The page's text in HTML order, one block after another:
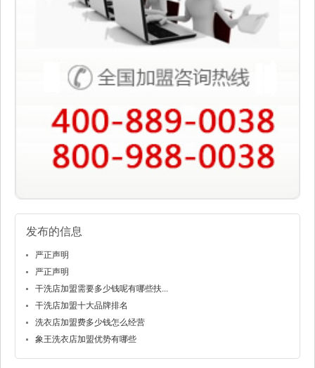
发布的信息
严正声明
严正声明
干洗店加盟需要多少钱呢有哪些扶...
干洗店加盟十大品牌排名
洗衣店加盟费多少钱怎么经营
象王洗衣店加盟优势有哪些